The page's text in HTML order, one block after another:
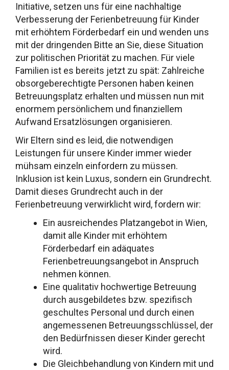
Initiative, setzen uns für eine nachhaltige
Verbesserung der Ferienbetreuung für Kinder
mit erhöhtem Förderbedarf ein und wenden uns
mit der dringenden Bitte an Sie, diese Situation
zur politischen Priorität zu machen. Für viele
Familien ist es bereits jetzt zu spät: Zahlreiche
obsorgeberechtigte Personen haben keinen
Betreuungsplatz erhalten und müssen nun mit
enormem persönlichem und finanziellem
Aufwand Ersatzlösungen organisieren.
Wir Eltern sind es leid, die notwendigen
Leistungen für unsere Kinder immer wieder
mühsam einzeln einfordern zu müssen.
Inklusion ist kein Luxus, sondern ein Grundrecht.
Damit dieses Grundrecht auch in der
Ferienbetreuung verwirklicht wird, fordern wir:
Ein ausreichendes Platzangebot in Wien,
damit alle Kinder mit erhöhtem
Förderbedarf ein adäquates
Ferienbetreuungsangebot in Anspruch
nehmen können.
Eine qualitativ hochwertige Betreuung
durch ausgebildetes bzw. spezifisch
geschultes Personal und durch einen
angemessenen Betreuungsschlüssel, der
den Bedürfnissen dieser Kinder gerecht
wird.
Die Gleichbehandlung von Kindern mit und